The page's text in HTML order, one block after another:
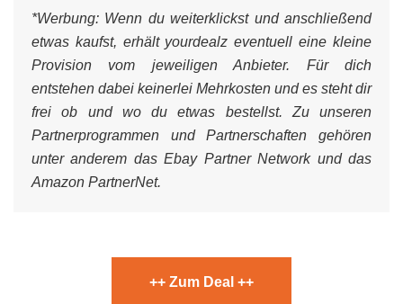
*Werbung: Wenn du weiterklickst und anschließend
etwas kaufst, erhält yourdealz eventuell eine kleine
Provision vom jeweiligen Anbieter. Für dich
entstehen dabei keinerlei Mehrkosten und es steht dir
frei ob und wo du etwas bestellst. Zu unseren
Partnerprogrammen und Partnerschaften gehören
unter anderem das Ebay Partner Network und das
Amazon PartnerNet.
++ Zum Deal ++